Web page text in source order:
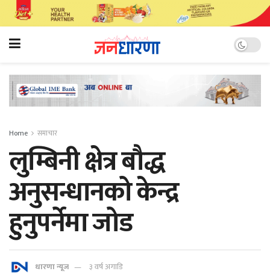
Home समाचार
लुम्बिनी क्षेत्र बौद्ध
अनुसन्धानको केन्द्र
हुनुपर्नेमा जोड
धारणा न्यूज ३ वर्ष अगाडि